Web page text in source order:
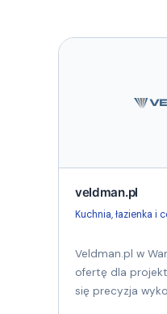
veldman.pl
Kuchnia, łazienka i
Veldman.pl w
ofertę dla
się precyzja